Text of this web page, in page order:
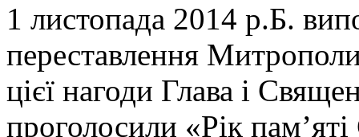
1 листопада 2014 р.Б.
переставлення
цієї нагоди Глава і
проголосили «Рік